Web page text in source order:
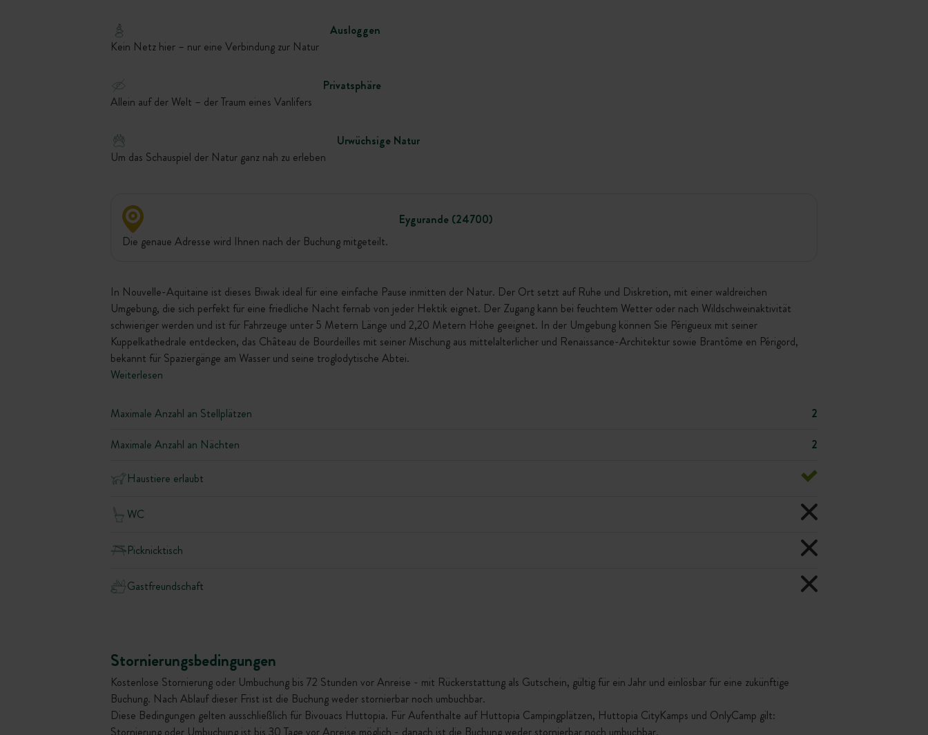
Ausloggen
Kein Netz hier – nur eine Verbindung zur Natur
Privatsphäre
Allein auf der Welt – der Traum eines Vanlifers
Urwüchsige Natur
Um das Schauspiel der Natur ganz nah zu erleben
Eygurande (24700)
Die genaue Adresse wird Ihnen nach der Buchung mitgeteilt.
In Nouvelle-Aquitaine ist dieses Biwak ideal für eine einfache Pause inmitten der Natur. Der Ort setzt auf Ruhe und Diskretion, mit einer waldreichen
Umgebung, die sich perfekt für eine friedliche Nacht fernab von jeder Hektik eignet. Der Zugang kann bei feuchtem Wetter oder nach Wildschweinaktivität
schwieriger werden und ist für Fahrzeuge unter 5 Metern Länge und 2,20 Metern Höhe geeignet. In der Umgebung können Sie Périgueux mit seiner
Kuppelkathedrale entdecken, das Château de Bourdeilles mit seiner Mischung aus mittelalterlicher und Renaissance-Architektur sowie Brantôme en Périgord,
bekannt für Spaziergänge am Wasser und seine troglodytische Abtei.
Weiterlesen
Maximale Anzahl an Stellplätzen
2
Maximale Anzahl an Nächten
2
Haustiere erlaubt
WC
Picknicktisch
Gastfreundschaft
Stornierungsbedingungen
Kostenlose Stornierung oder Umbuchung bis 72 Stunden vor Anreise - mit Rückerstattung als Gutschein, gültig für ein Jahr und einlösbar für eine zukünftige
Buchung. Nach Ablauf dieser Frist ist die Buchung weder stornierbar noch umbuchbar.
Diese Bedingungen gelten ausschließlich für Bivouacs Huttopia. Für Aufenthalte auf Huttopia Campingplätzen, Huttopia CityKamps und OnlyCamp gilt: